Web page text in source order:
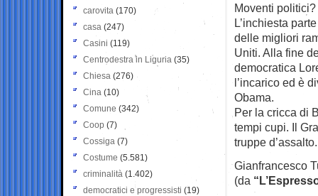
Moventi
L’inchiesta
delle migliori
Uniti. Alla fine
democratica
l’incarico ed è
Obama.
Per la cricca di
tempi cupi. Il
truppe
Gianfrancesco
(da
carovita (170)
casa (247)
Casini (119)
Centrodestra in Liguria (35)
Chiesa (276)
Cina (10)
Comune (342)
Coop (7)
Cossiga (7)
Costume (5.581)
criminalità (1.402)
democratici e progressisti (19)